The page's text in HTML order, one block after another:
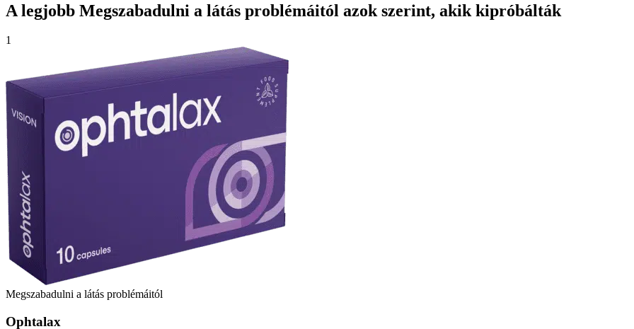
A legjobb Megszabadulni a látás problémáitól azok szerint, akik kipróbálták
1
Megszabadulni a látás problémáitól
Ophtalax